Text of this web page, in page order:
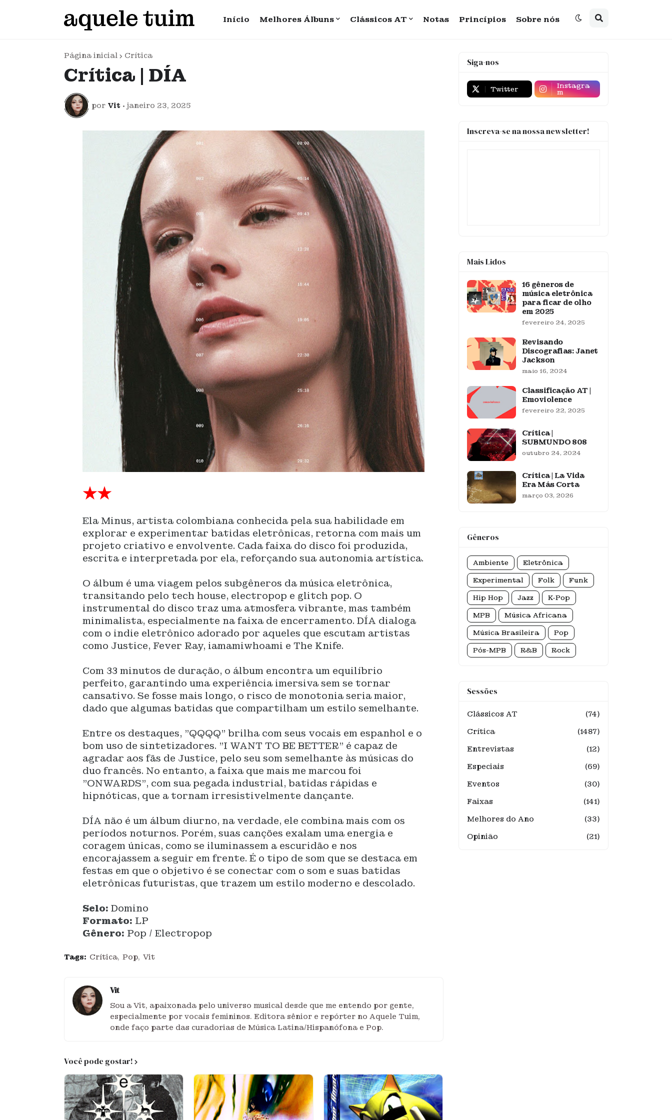
Início Melhores Álbuns Clássicos AT Notas Princípios Sobre nós
Página inicial Crítica
Crítica | DÍA
por Vit • janeiro 23, 2025
★★
Ela Minus, artista colombiana conhecida pela sua habilidade em
explorar e experimentar batidas eletrônicas, retorna com mais um
projeto criativo e envolvente. Cada faixa do disco foi produzida,
escrita e interpretada por ela, reforçando sua autonomia artística.
O álbum é uma viagem pelos subgêneros da música eletrônica,
transitando pelo tech house, electropop e glitch pop. O
instrumental do disco traz uma atmosfera vibrante, mas também
minimalista, especialmente na faixa de encerramento. DÍA dialoga
com o indie eletrônico adorado por aqueles que escutam artistas
como Justice, Fever Ray, iamamiwhoami e The Knife.
Com 33 minutos de duração, o álbum encontra um equilíbrio
perfeito, garantindo uma experiência imersiva sem se tornar
cansativo. Se fosse mais longo, o risco de monotonia seria maior,
dado que algumas batidas que compartilham um estilo semelhante.
Entre os destaques, "QQQQ" brilha com seus vocais em espanhol e o
bom uso de sintetizadores. "I WANT TO BE BETTER" é capaz de
agradar aos fãs de Justice, pelo seu som semelhante às músicas do
duo francês. No entanto, a faixa que mais me marcou foi
"ONWARDS", com sua pegada industrial, batidas rápidas e
hipnóticas, que a tornam irresistivelmente dançante.
DÍA não é um álbum diurno, na verdade, ele combina mais com os
períodos noturnos. Porém, suas canções exalam uma energia e
coragem únicas, como se iluminassem a escuridão e nos
encorajassem a seguir em frente. É o tipo de som que se destaca em
festas em que o objetivo é se conectar com o som e suas batidas
eletrônicas futuristas, que trazem um estilo moderno e descolado.
Selo: Domino
Formato: LP
Gênero: Pop / Electropop
Tags: Crítica Pop Vit
Vit
Sou a Vit, apaixonada pelo universo musical desde que me entendo por gente,
especialmente por vocais femininos. Editora sênior e repórter no Aquele Tuim,
onde faço parte das curadorias de Música Latina/Hispanófona e Pop.
Você pode gostar!
Siga-nos
Twitter Instagra
m
Inscreva-se na nossa newsletter!
Mais Lidos
16 gêneros de
música eletrônica
para ficar de olho
em 2025
fevereiro 24, 2025
Revisando
Discografias: Janet
Jackson
maio 16, 2024
Classificação AT |
Emoviolence
fevereiro 22, 2025
Crítica |
SUBMUNDO 808
outubro 24, 2024
Crítica | La Vida
Era Más Corta
março 03, 2026
Gêneros
Ambiente Eletrônica
Experimental Folk Funk
Hip Hop Jazz K-Pop
MPB Música Africana
Música Brasileira Pop
Pós-MPB R&B Rock
Sessões
Clássicos AT
(74)
Crítica
(1487)
Entrevistas
(12)
Especiais
(69)
Eventos
(30)
Faixas
(141)
Melhores do Ano
(33)
Opinião
(21)